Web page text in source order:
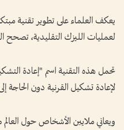
يعكف العلماء على تطوير تقنية
لعمليات الليزك التقليدية، تصحح
لإعادة تشكيل القرنية دون الحاجة
ويعاني ملايين الأشخاص حول